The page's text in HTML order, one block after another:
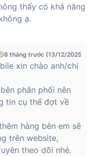
điện thoại thông minh
này được thành lập
đoàn lớn Transsion
sau 10 năm hoạt động,
hiệu của mình dựa
kế độc đáo. Trong đó,
mới được công bố với
8GB/256GB trẻ
Note 40 Pro có thiết
190 gram, kích thước
dùng sẽ không có
thấy có khả năng
ạ.
8 tháng trước (13/12/2025)
xin chào anh/chị
phân phối nên
tin cụ thể đợt về
hàng bên em sẽ
trên website,
theo dõi nhé.